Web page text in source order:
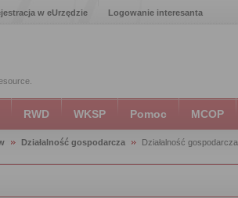
w eUrzędzie Logowanie interesanta
RWD WKSP Pomoc MCOP
Działalność gospodarcza Działalność gospodarcza